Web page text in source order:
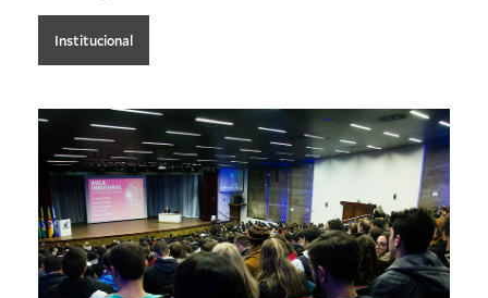
Institucional